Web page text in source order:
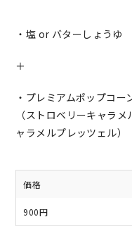
・塩 or バターしょうゆ
＋
・プレミアムポップコー
（ストロベリーキャラ
ャラメルプレッツェル）
価格
900円